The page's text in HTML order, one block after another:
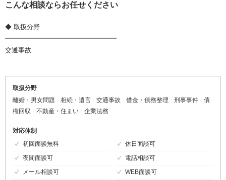
こんな相談ならお任せください
◆ 取扱分野
━━━━━━━━━━━━━━━━━
交通事故
取扱分野
離婚・男女問題
相続・遺言 交通事故 借金・債務整理 刑事事件
債
権回収
不動産・住まい 企業法務
対応体制
初回面談無料
休日面談可
夜間面談可
電話相談可
メール相談可
WEB面談可